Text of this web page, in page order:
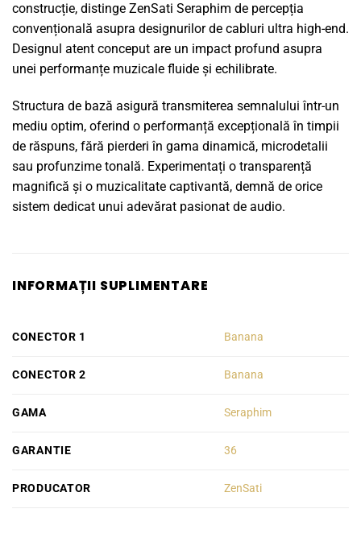
construcție, distinge ZenSati Seraphim de percepția
convențională asupra designurilor de cabluri ultra high-end.
Designul atent conceput are un impact profund asupra
unei performanțe muzicale fluide și echilibrate.
Structura de bază asigură transmiterea semnalului într-un
mediu optim, oferind o performanță excepțională în timpii
de răspuns, fără pierderi în gama dinamică, microdetalii
sau profunzime tonală. Experimentați o transparență
magnifică și o muzicalitate captivantă, demnă de orice
sistem dedicat unui adevărat pasionat de audio.
INFORMAȚII SUPLIMENTARE
CONECTOR 1 Banana
CONECTOR 2 Banana
GAMA Seraphim
GARANTIE 36
PRODUCATOR ZenSati